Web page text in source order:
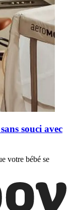
souci avec
votre bébé se